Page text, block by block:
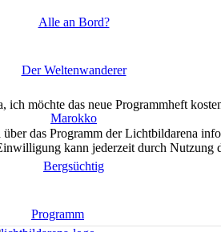
Alle an Bord?
Der Wel­ten­wan­de­rer
Marok­ko
Berg­süch­tig
Pro­gramm
möch­te das neue Pro­gramm­heft
das Pro­gramm der Licht­bilda­re­na
kann jeder­zeit durch